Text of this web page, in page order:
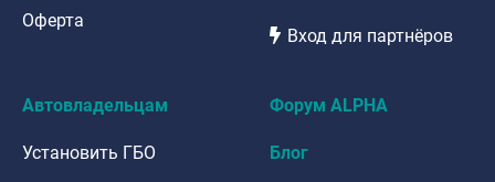
Оферта
Вход для партнёров
Автовладельцам
Установить ГБО
Форум ALPHA
Блог